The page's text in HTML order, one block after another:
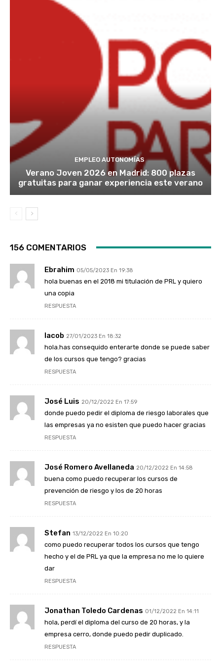
EMPLEO AUTONOMÍAS
Verano Joven 2026 en Madrid: 800 plazas
gratuitas para ganar experiencia este verano
156 COMENTARIOS
Ebrahim 05/05/2023 En 19:38
hola buenas en el 2018 mi titulación de PRL y quiero
una copia
RESPUESTA
Iacob 27/01/2023 En 18:32
hola.has consequido enterarte donde se puede saber
de los cursos que tengo? gracias
RESPUESTA
José Luis 20/12/2022 En 17:59
donde puedo pedir el diploma de riesgo laborales que
las empresas ya no esisten que puedo hacer gracias
RESPUESTA
José Romero Avellaneda 20/12/2022 En 14:58
buena como puedo recuperar los cursos de
prevención de riesgo y los de 20 horas
RESPUESTA
Stefan 13/12/2022 En 10:20
como puedo recuperar todos los cursos que tengo
hecho y el de PRL ya que la empresa no me lo quiere
dar
RESPUESTA
Jonathan Toledo Cardenas 01/12/2022 En 14:11
hola, perdí el diploma del curso de 20 horas, y la
empresa cerro, donde puedo pedir duplicado.
RESPUESTA